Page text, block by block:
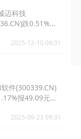
迈科技
跌0.51%报
2025-12-10 09:31
件(300339.CN)
报49.09元，
2025-09-23 09:31